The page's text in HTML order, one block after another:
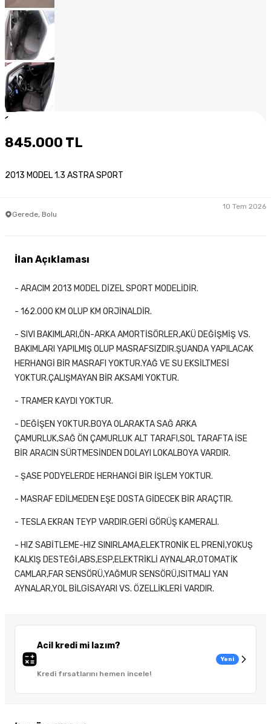
1
845.000 TL
2013 MODEL 1.3 ASTRA SPORT
Gerede, Bolu
10 Tem 2026
Acil kredi mi lazım?
Kredi fırsatlarını hemen incele!
Yeni
İlan Açıklaması
- ARACIM 2013 MODEL DİZEL SPORT MODELİDİR.
- 162.000 KM OLUP KM ORJİNALDİR.
- SIVI BAKIMLARI,ÖN-ARKA AMORTİSÖRLER,AKÜ DEĞİŞMİŞ VS.
BAKIMLARI YAPILMIŞ OLUP MASRAFSIZDIR.ŞUANDA YAPILACAK
HERHANGİ BİR MASRAFI YOKTUR.YAĞ VE SU EKSİLTMESİ
YOKTUR.ÇALIŞMAYAN BİR AKSAMI YOKTUR.
- TRAMER KAYDI YOKTUR.
- DEĞİŞEN YOKTUR.BOYA OLARAKTA SAĞ ARKA
ÇAMURLUK,SAĞ ÖN ÇAMURLUK ALT TARAFI,SOL TARAFTA İSE
BİR ARACIN SÜRTMESİNDEN DOLAYI LOKALBOYA VARDIR.
- ŞASE PODYELERDE HERHANGİ BİR İŞLEM YOKTUR.
- MASRAF EDİLMEDEN EŞE DOSTA GİDECEK BİR ARAÇTIR.
- TESLA EKRAN TEYP VARDIR.GERİ GÖRÜŞ KAMERALI.
- HIZ SABİTLEME-HIZ SINIRLAMA,ELEKTRONİK EL PRENİ,YOKUŞ
KALKIŞ DESTEĞİ,ABS,ESP,ELEKTRİKLİ AYNALAR,OTOMATİK
CAMLAR,FAR SENSÖRÜ,YAĞMUR SENSÖRÜ,ISITMALI YAN
AYNALAR,YOL BİLGİSAYARI VS. ÖZELLİKLERİ VARDIR.